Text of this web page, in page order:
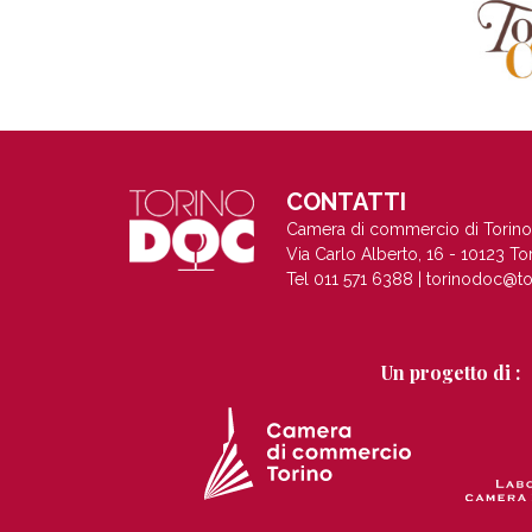
CONTATTI
Camera di commercio di Torino
Via Carlo Alberto, 16 - 10123
Tel 011 571 6388 |
Un progetto di :